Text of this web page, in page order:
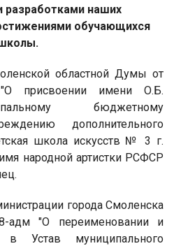
разработками наших
обучающихся
областной Думы от
присвоении имени О.Б.
бюджетному
дополнительного
школа искусств № 3 г.
народной артистки РСФСР
города Смоленска
адм "О переименовании и
в Устав муниципального